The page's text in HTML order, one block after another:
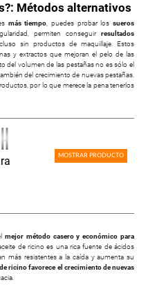
Métodos alternativos
más tiempo, puedes probar lossueros
permiten conseguir resultados
sin productos de maquillaje. Estos
y extractos que mejoran el pelo de las
del volumen de las pestañas no es sólo el
del crecimiento de nuevas pestañas.
por lo que merece la pena tenerlos
MOSTRAR PRODUCTO
mejor método casero y económico para
de ricino es una rica fuente de ácidos
más resistentes a la caída y aumenta su
ricino favorece el crecimiento de nuevas